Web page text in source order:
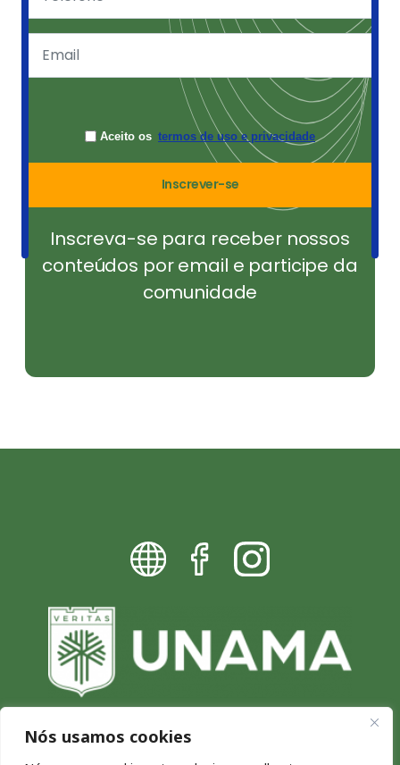
Nós usamos cookies
Aceito os termos de uso e privacidade
Inscrever-se
Inscreva-se para receber nossos
conteúdos por email e participe da
comunidade